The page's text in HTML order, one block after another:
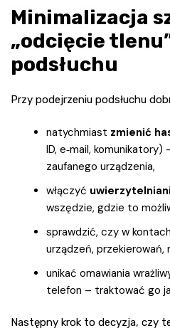
Minimalizacja
„odcięcie
podsłuchu
Przy podejrzeniu podsłuchu
natychmiast zmienić
ID, e‑mail, komunikatory)
zaufanego urządzenia,
włączyć
wszędzie, gdzie to
sprawdzić, czy w
urządzeń, przekierowań,
unikać omawiania
telefon – traktować go
Następny krok to decyzja, czy